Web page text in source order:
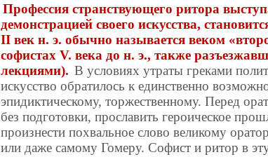
Профессия странствующего ритора
демонстрацией своего искусства,
II век н. э. обычно называется веком
софистах V. века до н. э., также
лекциями). В условиях утраты греками
искусство обратилось к единственно
эпидиктическому, торжественному. Перед
без подготовки, прославить героическое
произнести похвальное слово великому
или даже самому Гомеру. Софист и ритор в